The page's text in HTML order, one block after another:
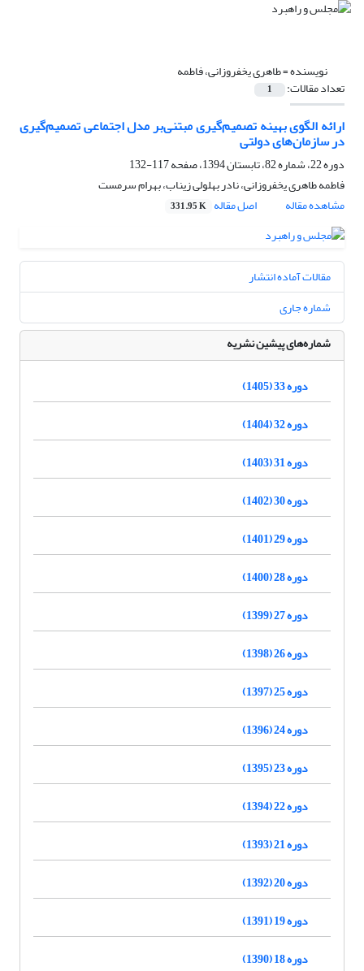
نویسنده =طاهری یخفروزانی، فاطمه
تعداد مقالات: 1
ارائه الگوی بهینه تصمیم‌گیری مبتنی‌بر مدل اجتماعی تصمیم‌گیری
در سازمان‌های دولتی
دوره 22، شماره 82، تابستان 1394، صفحه
117-132
فاطمه طاهری یخفروزانی، نادر بهلولی زیناب، بهرام سرمست
مشاهده مقاله
اصل مقاله 331.95 K
مقالات آماده انتشار
شماره جاری
شماره‌های پیشین نشریه
دوره 33 (1405)
دوره 32 (1404)
دوره 31 (1403)
دوره 30 (1402)
دوره 29 (1401)
دوره 28 (1400)
دوره 27 (1399)
دوره 26 (1398)
دوره 25 (1397)
دوره 24 (1396)
دوره 23 (1395)
دوره 22 (1394)
دوره 21 (1393)
دوره 20 (1392)
دوره 19 (1391)
دوره 18 (1390)